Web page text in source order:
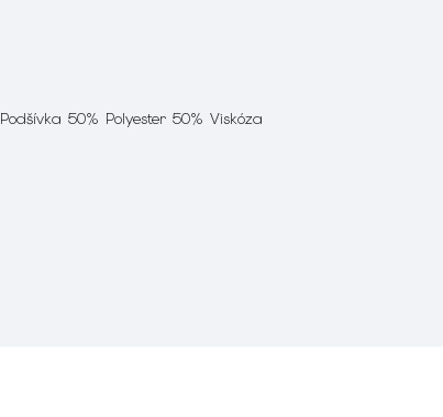
50% Polyester 50% Viskóza